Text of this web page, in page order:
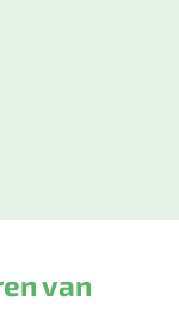
van